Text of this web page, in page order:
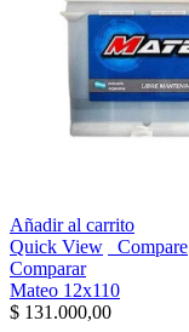
Añadir al carrito
Quick View
Compare
Comparar
Mateo 12x110
$ 131.000,00